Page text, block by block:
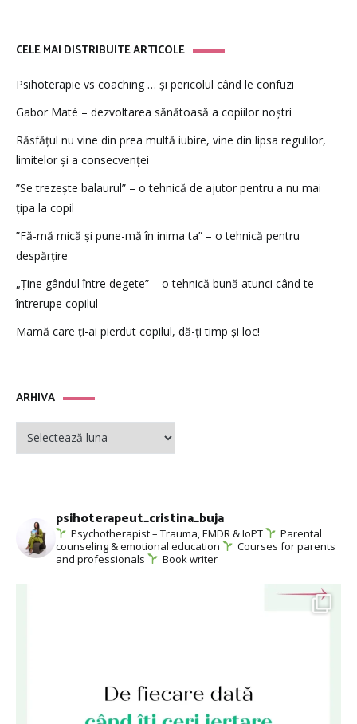
CELE MAI DISTRIBUITE ARTICOLE
Psihoterapie vs coaching … și pericolul când le confuzi
Gabor Maté – dezvoltarea sănătoasă a copiilor noștri
Răsfățul nu vine din prea multă iubire, vine din lipsa regulilor,
limitelor și a consecvenței
”Se trezește balaurul” – o tehnică de ajutor pentru a nu mai
țipa la copil
”Fă-mă mică și pune-mă în inima ta” – o tehnică pentru
despărțire
„Ține gândul între degete” – o tehnică bună atunci când te
întrerupe copilul
Mamă care ți-ai pierdut copilul, dă-ți timp și loc!
ARHIVAARHIVA
psihoterapeut_cristina_buja
Psychotherapist – Trauma, EMDR & IoPT
Parental
counseling & emotional education
Courses for parents
and professionals
Book writer